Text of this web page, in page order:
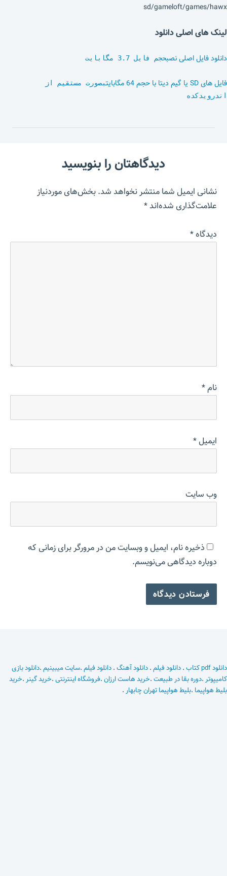
sd/gameloft/games/hawx
لینک های اصلی دانلود
دانلود فایل اصلی نصبحجم فایل 3.7 مگابایت
فایل های SD یا گیم دیتا با حجم 64 مگابایت
بصورت مستقیم از
اندرویدکده
دیدگاهتان را بنویسید
نشانی ایمیل شما منتشر نخواهد شد.بخش‌های موردنیاز
علامت‌گذاری شده‌اند*
دیدگاه*
نام*
ایمیل*
وب‌ سایت
ذخیره نام، ایمیل و وبسایت من در مرورگر برای زمانی که
دوباره دیدگاهی می‌نویسم.
دانلود pdf کتاب .دانلود فیلم.دانلود آهنگ.دانلود فیلم.سایت میبینیم.دانلود بازی
کامیپوتر .دوره بقا در طبیعت.خرید هاست ارزان.فروشگاه اینترنتی.خرید گینر .خرید
بلیط هواپیما .بلیط هواپیما تهران چابهار .